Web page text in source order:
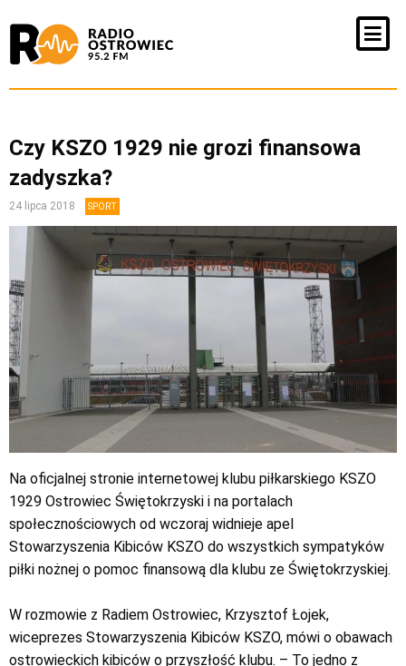
Czy KSZO 1929 nie grozi finansowa
zadyszka?
24 lipca 2018 SPORT
Na oficjalnej stronie internetowej klubu piłkarskiego KSZO
1929 Ostrowiec Świętokrzyski i na portalach
społecznościowych od wczoraj widnieje apel
Stowarzyszenia Kibiców KSZO do wszystkich sympatyków
piłki nożnej o pomoc finansową dla klubu ze Świętokrzyskiej.
W rozmowie z Radiem Ostrowiec, Krzysztof Łojek,
wiceprezes Stowarzyszenia Kibiców KSZO, mówi o obawach
ostrowieckich kibiców o przyszłość klubu. – To jedno z